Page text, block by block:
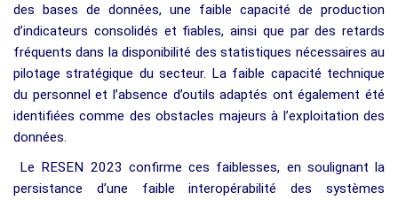
des bases de données, une faible capacité de production
d’indicateurs consolidés et fiables, ainsi que par des retards
fréquents dans la disponibilité des statistiques nécessaires au
pilotage stratégique du secteur. La faible capacité technique
du personnel et l’absence d’outils adaptés ont également été
identifiées comme des obstacles majeurs à l’exploitation des
données.
Le RESEN 2023 confirme ces faiblesses, en soulignant la
persistance d’une faible interopérabilité des systèmes